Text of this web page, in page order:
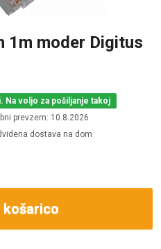
1m moder Digitus
Na voljo za pošiljanje takoj
prevzem: 10.8.2026
dostava na dom
košarico